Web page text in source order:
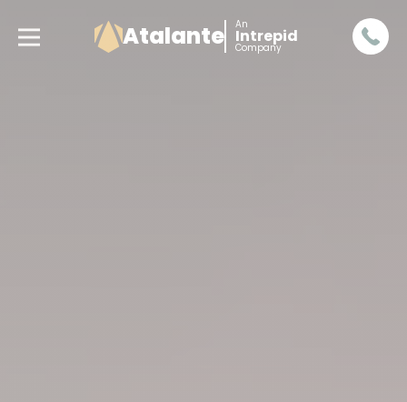
Atalante An
Intrepid
Company